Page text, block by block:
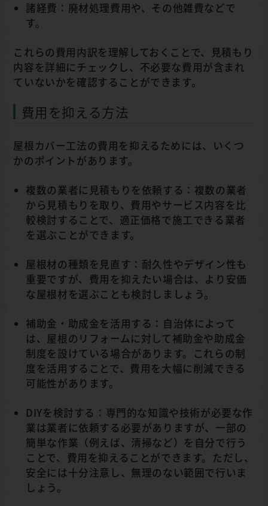
諸経費：廃材処理費用や、その他雑費などで
す。
これらの費用内訳を理解しておくことで、見積もり
内容を詳細にチェックし、不必要な費用が含まれ
ていないかを確認することができます。
費用を抑える方法
屋根カバー工法の費用を抑えるためには、いくつ
かのポイントがあります。
複数の業者に見積もりを依頼する：複数の業者
から見積もりを取り、費用やサービス内容を比
較検討することで、適正価格で施工できる業者
を選ぶことができます。
屋根材の種類を見直す：耐久性やデザイン性も
重要ですが、費用を抑えたい場合は、より安価
な屋根材を選ぶことも検討しましょう。
補助金・助成金を活用する：自治体によって
は、屋根のリフォームに対して補助金や助成金
制度を設けている場合があります。これらの制
度を活用することで、費用を大幅に削減できる
可能性があります。
DIYを検討する：専門的な知識や技術が必要な作
業は業者に依頼する必要がありますが、一部の
簡単な作業（例えば、清掃など）を自分で行う
ことで、費用を抑えることができます。ただし、
安全には十分注意し、無理のない範囲で行いま
しょう。